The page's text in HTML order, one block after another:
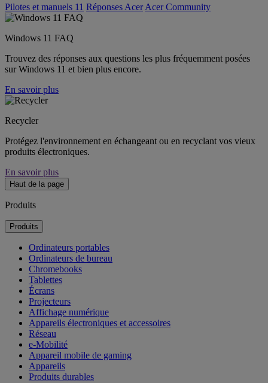
Pilotes et manuels 11 Réponses Acer Acer Community
Windows 11 FAQ
Trouvez des réponses aux questions les plus fréquemment posées
sur Windows 11 et bien plus encore.
En savoir plus
Recycler
Protégez l'environnement en échangeant ou en recyclant vos vieux
produits électroniques.
En savoir plus
Haut de la page
Produits
Produits
Ordinateurs portables
Ordinateurs de bureau
Chromebooks
Tablettes
Écrans
Projecteurs
Affichage numérique
Appareils électroniques et accessoires
Réseau
e-Mobilité
Appareil mobile de gaming
Appareils
Produits durables